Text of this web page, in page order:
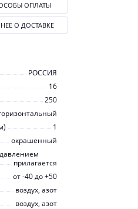
РОССИЯ
16
250
1
окрашенный
прилагается
от -40 до +50
воздух, азот
воздух, азот
ОПЛАТЫ
О ДОСТАВКЕ